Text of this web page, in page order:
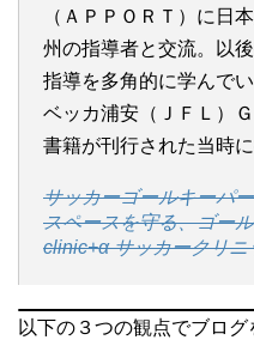
（ＡＰＰＯＲＴ）に日
州の指導者と交流。以
指導を多角的に学んで
ベッカ浦安（ＪＦＬ）
書籍が刊行された当時
サッカーゴールキーパ
スペースを守る、ゴー
clinic+α サッカークリ
以下の３つの観点でブログ